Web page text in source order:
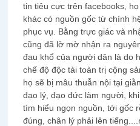
tin tiêu cực trên facebooks,
khác có nguồn gốc từ chính
phục vụ. Bằng trực giác và
cũng đã lờ mờ nhận ra
đau khổ của người dân là do
chế độ độc tài toàn trị cộng
họ sẽ bị mâu thuẫn nội tại
đạo lý, đạo đức làm người,
tìm hiểu ngọn nguồn, tới gốc
đúng, chân lý phải lên